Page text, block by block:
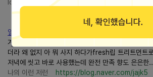
lotte7833님의블로그 롯데전자 서비스
https://blog.naver.com/lotte7833
일본여행 온라인롯데면세점 쇼핑 조말론 필로우 미스
겨울이니까 입술 촉촉하게 샤넬 보이드립밤 살려고
더라 왜 없지 아 뭐 사지 하다가fresh립 트리트먼트
저녁에 씻고 바로 사용했는데 완전 만족 향도 은은한
나의 이런 저런
https://blog.naver.com/jajk5